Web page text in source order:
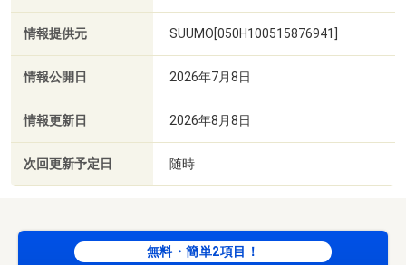
情報提供元 SUUMO[050H100515876941]
情報公開日 2026年7月8日
情報更新日 2026年8月8日
次回更新予定日 随時
無料・簡単2項目！